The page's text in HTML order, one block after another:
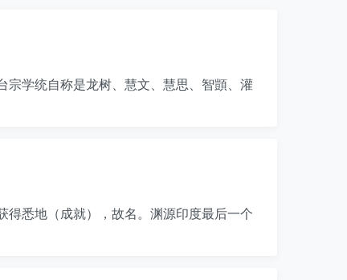
宗学统自称是龙树、慧文、慧思、智顗、灌
得悉地（成就），故名。渊源印度最后一个